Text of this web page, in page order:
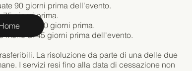
90 giorni prima dell'evento.
75 giorni prima.
i 75 e i 60 giorni prima.
meno di 45 giorni prima dell'evento.
La risoluzione da parte di una delle due
I servizi resi fino alla data di cessazione non